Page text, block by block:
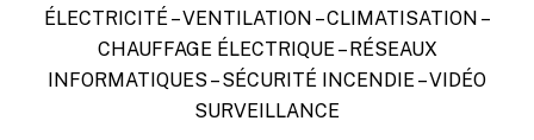
ÉLECTRICITÉ – VENTILATION – CLIMATISATION –
CHAUFFAGE ÉLECTRIQUE – RÉSEAUX
INFORMATIQUES – SÉCURITÉ INCENDIE – VIDÉO
SURVEILLANCE